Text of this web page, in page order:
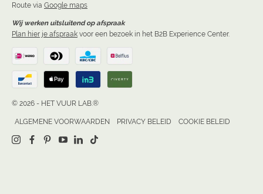
Route via Google maps
Wij werken uitsluitend op afspraak
Plan hier je afspraak voor een bezoek in het B2B Experience Center.
© 2026 - HET VUUR LAB.®
ALGEMENE VOORWAARDEN PRIVACY BELEID COOKIE BELEID